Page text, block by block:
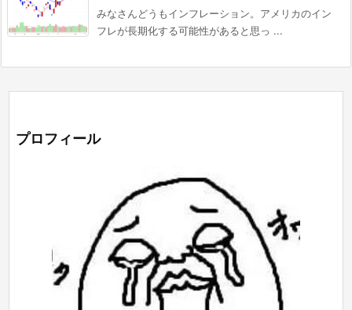
みなさんどうもインフレーション。アメリカのイン
フレが長期化する可能性があると思っ ...
プロフィール